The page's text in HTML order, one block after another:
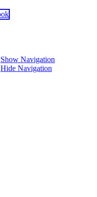
Show Navigation
Hide Navigation